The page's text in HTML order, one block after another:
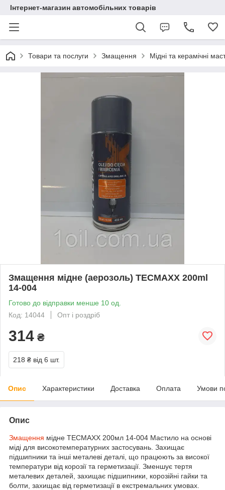
Інтернет-магазин автомобільних товарів
Товари та послуги Змащення Мідні та керамічні
Змащення мідне (аерозоль) TECMAXX 200ml
14-004
Готово до відправки менше 10 од.
Код: 14044
Опт і роздріб
314 ₴
218 ₴ від 6 шт.
Опис Характеристики Доставка Оплата Умови
Опис
Змащення мідне TECMAXX 200мл 14-004 Мастило на основі
міді для високотемпературних застосувань. Захищає
підшипники та інші металеві деталі, що працюють за високої
температури від корозії та герметизації. Зменшує тертя
металевих деталей, захищає підшипники, корозійні гайки та
болти, захищає від герметизації в екстремальних умовах.